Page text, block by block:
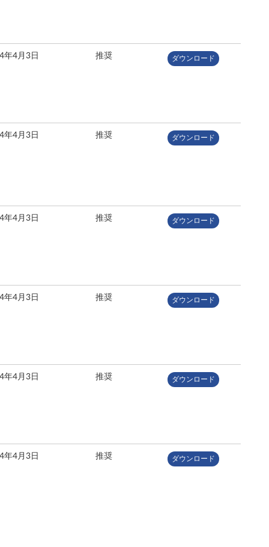
年4月3日 推奨 ダウンロード
年4月3日 推奨 ダウンロード
年4月3日 推奨 ダウンロード
年4月3日 推奨 ダウンロード
年4月3日 推奨 ダウンロード
年4月3日 推奨 ダウンロード